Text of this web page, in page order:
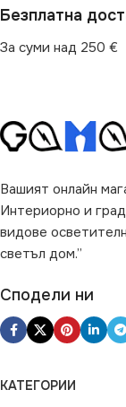
Безплатна
За суми над 250 €
Вашият онлайн
Интериорно и
видове
светъл дом.”
Сподели ни
КАТЕГОРИИ